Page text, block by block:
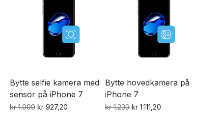
kr 1.199.
kr 1.159,20.
Bytte selfie kamera med
sensor på iPhone 7
kr1.009 Opprinnelig
kr 927,20 Nåværende
Bytte hovedkamera på
iPhone 7
kr1.239 Opprinnelig
kr 1.111,20